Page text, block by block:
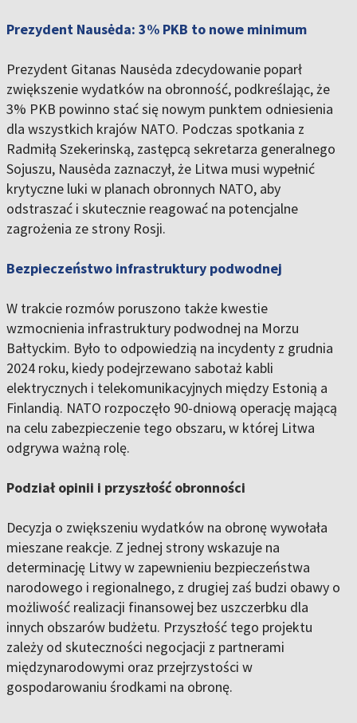
Prezydent Nausėda: 3% PKB to nowe minimum
Prezydent Gitanas Nausėda zdecydowanie poparł
zwiększenie wydatków na obronność, podkreślając, że
3% PKB powinno stać się nowym punktem odniesienia
dla wszystkich krajów NATO. Podczas spotkania z
Radmiłą Szekerinską, zastępcą sekretarza generalnego
Sojuszu, Nausėda zaznaczył, że Litwa musi wypełnić
krytyczne luki w planach obronnych NATO, aby
odstraszać i skutecznie reagować na potencjalne
zagrożenia ze strony Rosji.
Bezpieczeństwo infrastruktury podwodnej
W trakcie rozmów poruszono także kwestie
wzmocnienia infrastruktury podwodnej na Morzu
Bałtyckim. Było to odpowiedzią na incydenty z grudnia
2024 roku, kiedy podejrzewano sabotaż kabli
elektrycznych i telekomunikacyjnych między Estonią a
Finlandią. NATO rozpoczęło 90-dniową operację mającą
na celu zabezpieczenie tego obszaru, w której Litwa
odgrywa ważną rolę.
Podział opinii i przyszłość obronności
Decyzja o zwiększeniu wydatków na obronę wywołała
mieszane reakcje. Z jednej strony wskazuje na
determinację Litwy w zapewnieniu bezpieczeństwa
narodowego i regionalnego, z drugiej zaś budzi obawy o
możliwość realizacji finansowej bez uszczerbku dla
innych obszarów budżetu. Przyszłość tego projektu
zależy od skuteczności negocjacji z partnerami
międzynarodowymi oraz przejrzystości w
gospodarowaniu środkami na obronę.